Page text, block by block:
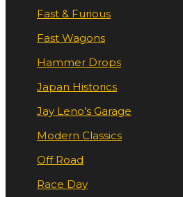
Fast & Furious
Fast Wagons
Hammer Drops
Japan Historics
Jay Leno’s Garage
Modern Classics
Off Road
Race Day